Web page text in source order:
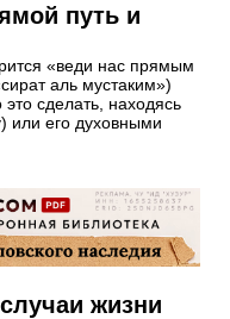
путь и
«веди нас прямым
аль мустаким»)
сделать, находясь
или его духовными
жизни